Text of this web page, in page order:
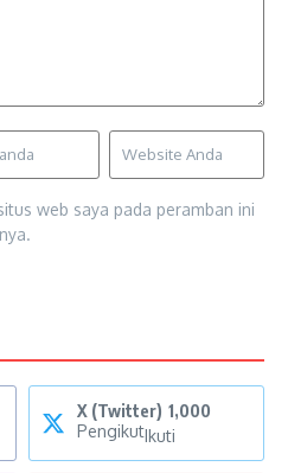
web saya pada peramban ini
X (Twitter) 1,000
PengikutIkuti